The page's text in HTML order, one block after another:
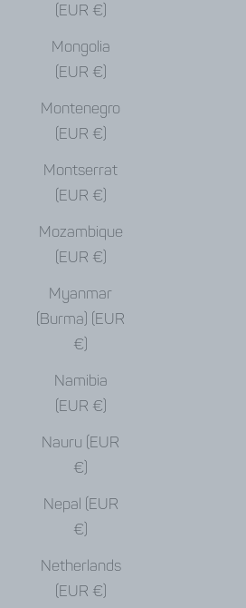
(EUR €)
Mongolia
(EUR €)
Montenegro
(EUR €)
Montserrat
(EUR €)
Mozambique
(EUR €)
Myanmar
(Burma) (EUR
€)
Namibia
(EUR €)
Nauru (EUR
€)
Nepal (EUR
€)
Netherlands
(EUR €)